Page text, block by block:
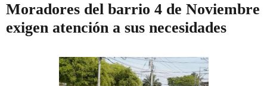
Moradores del barrio 4 de Noviembre
exigen atención a sus necesidades